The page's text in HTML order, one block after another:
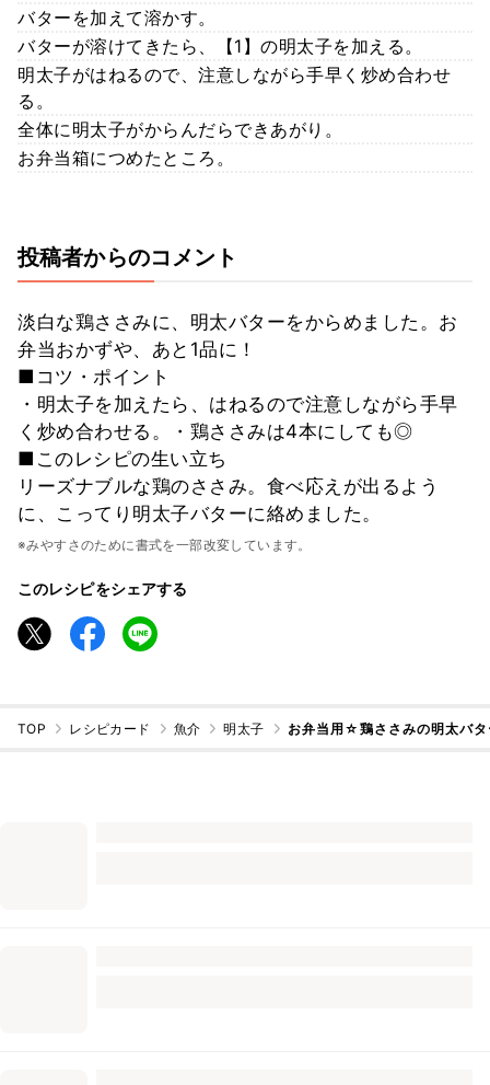
バターを加えて溶かす。
バターが溶けてきたら、【1】の明太子を加える。
明太子がはねるので、注意しながら手早く炒め合わせ
る。
全体に明太子がからんだらできあがり。
お弁当箱につめたところ。
投稿者からのコメント
淡白な鶏ささみに、明太バターをからめました。お
弁当おかずや、あと1品に！
■コツ・ポイント
・明太子を加えたら、はねるので注意しながら手早
く炒め合わせる。・鶏ささみは4本にしても◎
■このレシピの生い立ち
リーズナブルな鶏のささみ。食べ応えが出るよう
に、こってり明太子バターに絡めました。
※みやすさのために書式を一部改変しています。
このレシピをシェアする
TOP レシピカード 魚介 明太子 お弁当用☆鶏ささみの明太バタ